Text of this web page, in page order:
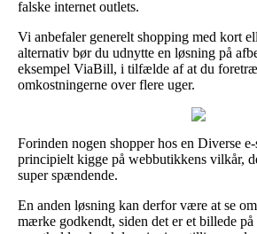
falske internet outlets.
Vi anbefaler generelt shopping med kort
alternativ bør du udnytte en løsning på
eksempel ViaBill, i tilfælde af at du
omkostningerne over flere uger.
Forinden nogen shopper hos en Diverse
principielt kigge på webbutikkens vilkår,
super spændende.
En anden løsning kan derfor være at se
mærke godkendt, siden det er et billede